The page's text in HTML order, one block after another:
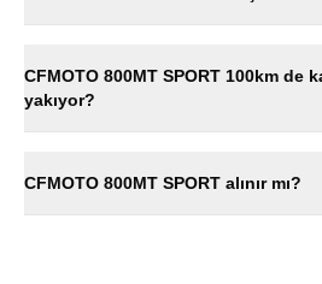
CFMOTO 800MT SPORT 100km de
yakıyor?
CFMOTO 800MT SPORT alınır mı?